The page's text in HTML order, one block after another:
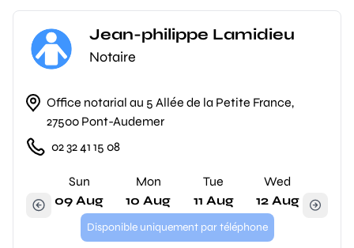
Jean-philippe Lamidieu
Notaire
Office notarial au 5 Allée de la Petite France,
27500 Pont-Audemer
02 32 41 15 08
Sun
09 Aug
Mon
10 Aug
Tue
11 Aug
Wed
12 Aug
Disponible uniquement par téléphone